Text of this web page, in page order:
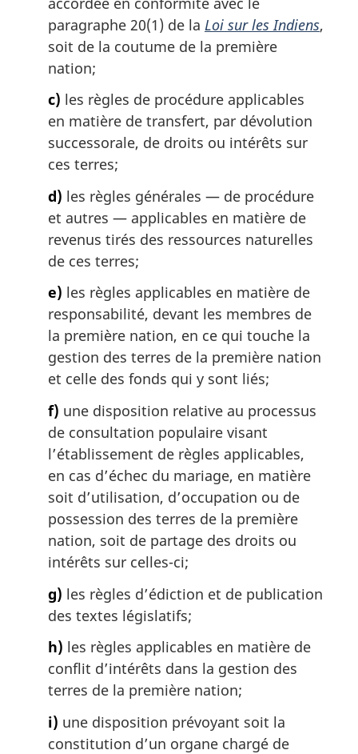
paragraphe 20(1) de la Loi sur les Indiens,
soit de la coutume de la première
nation;
c) les règles de procédure applicables
en matière de transfert, par dévolution
successorale, de droits ou intérêts sur
ces terres;
d) les règles générales — de procédure
et autres — applicables en matière de
revenus tirés des ressources naturelles
de ces terres;
e) les règles applicables en matière de
responsabilité, devant les membres de
la première nation, en ce qui touche la
gestion des terres de la première nation
et celle des fonds qui y sont liés;
f) une disposition relative au processus
de consultation populaire visant
l’établissement de règles applicables,
en cas d’échec du mariage, en matière
soit d’utilisation, d’occupation ou de
possession des terres de la première
nation, soit de partage des droits ou
intérêts sur celles-ci;
g) les règles d’édiction et de publication
des textes législatifs;
h) les règles applicables en matière de
conflit d’intérêts dans la gestion des
terres de la première nation;
i) une disposition prévoyant soit la
constitution d’un organe chargé de